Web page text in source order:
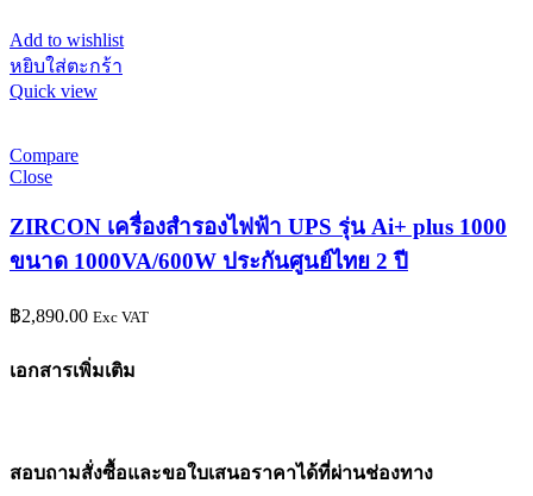
Add to wishlist
หยิบใส่ตะกร้า
Quick view
Compare
Close
ZIRCON เครื่องสำรองไฟฟ้า UPS รุ่น Ai+ plus 1000
ขนาด 1000VA/600W ประกันศูนย์ไทย 2 ปี
฿2,890.00 Exc VAT
เอกสารเพิ่มเติม
สอบถามสั่งซื้อและขอใบเสนอราคาได้ที่ผ่านช่องทาง